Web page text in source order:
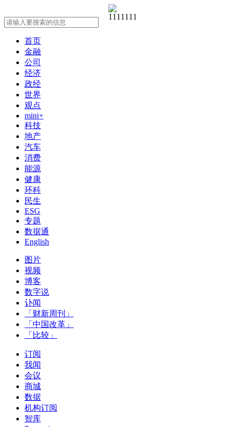
首页
金融
公司
经济
政经
世界
观点
mini+
科技
地产
汽车
消费
能源
健康
环科
民生
ESG
专题
数据通
English
图片
视频
博客
数字说
讣闻
「财新周刊」
「中国改革」
「比较」
订阅
我闻
会议
商城
数据
机构订阅
智库